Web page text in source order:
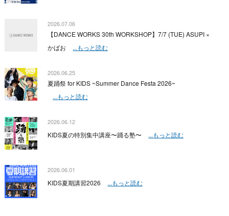
2026.07.06
【DANCE WORKS 30th WORKSHOP】7/7 (TUE) ASUPI ×
かばお
...もっと読む
2026.06.25
夏踊祭 for KIDS ~Summer Dance Festa 2026~
...もっと読む
2026.06.12
KIDS夏の特別集中講座〜踊る塾〜 ...もっと読む
2026.06.01
KIDS夏期講習2026 ...もっと読む